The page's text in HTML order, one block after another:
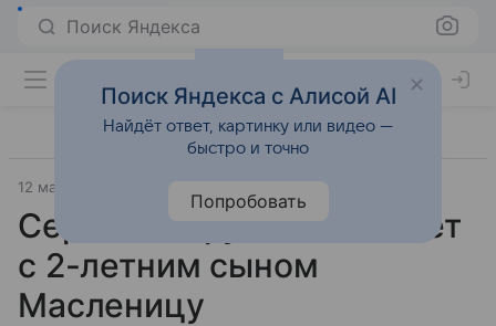
Поиск Яндекса
12 марта 2021
Сергей Безруков отмечает
с 2-летним сыном
Масленицу
Поиск Яндекса с Алисой AI
Найдёт ответ, картинку или видео —
быстро и точно
Попробовать